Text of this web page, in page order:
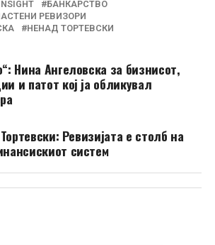
БАНКАРСТВО
РЕВИЗОРИ
НЕНАД ТОРТЕВСКИ
Нина Ангеловска за бизнисот,
и патот кој ја обликувал
Ревизијата е столб на
систем